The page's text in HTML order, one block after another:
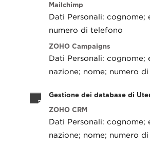
Mailchimp
Dati Personali: cognome;
numero di telefono
ZOHO Campaigns
Dati Personali: cognome;
nazione; nome; numero
Gestione dei database di
ZOHO CRM
Dati Personali: cognome;
nazione; nome; numero